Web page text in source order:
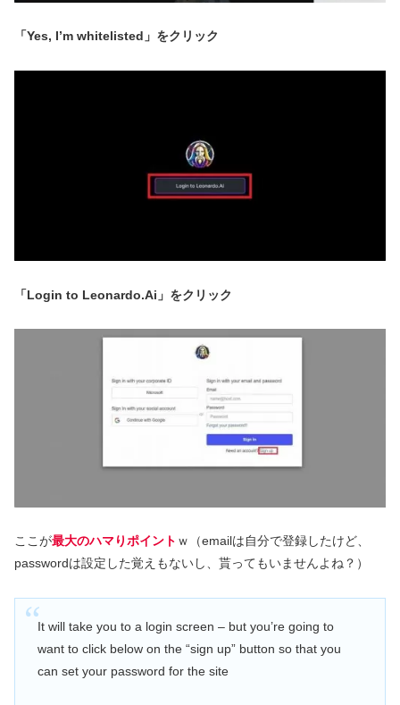
「Yes, I’m whitelisted」をクリック
「Login to Leonardo.Ai」をクリック
ここが最大のハマりポイント ｗ（emailは自分で登録したけど、
passwordは設定した覚えもないし、貰ってもいませんよね？）
It will take you to a login screen – but you’re going to
want to click below on the “sign up” button so that you
can set your password for the site